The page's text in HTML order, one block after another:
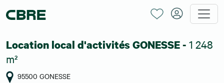
Location local d'activités GONESSE - 1 248
m²
95500 GONESSE